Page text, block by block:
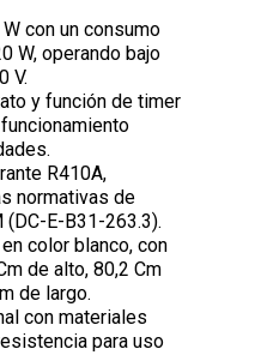
con un consumo
W, operando bajo
V.
y función de timer
R410A,
normativas de
E-B31-263.3).
color blanco, con
de alto, 80,2 Cm
de largo.
con materiales
para uso